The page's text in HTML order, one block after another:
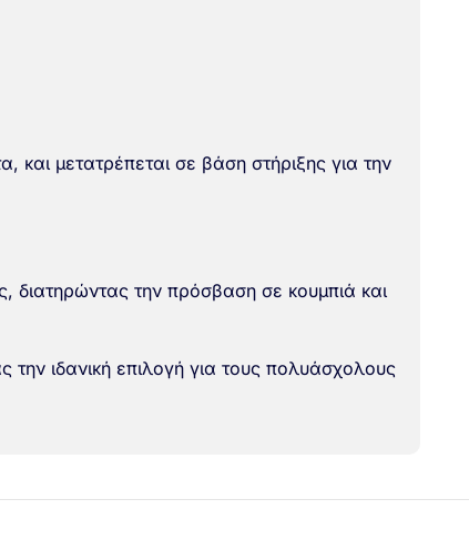
και μετατρέπεται σε βάση στήριξης για την
την πρόσβαση σε κουμπιά και
την ιδανική επιλογή για τους πολυάσχολους